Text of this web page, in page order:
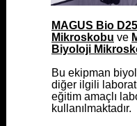
MAGUS Bio
Mikroskobu ve
Biyoloji
Bu ekipman
diğer ilgili
eğitim amaçlı
kullanılmaktadır.
MAGUS Bio
Mikroskobu ve
Biyoloji
Bu ekipman
diğer ilgili
eğitim amaçlı
kullanılmaktadır.